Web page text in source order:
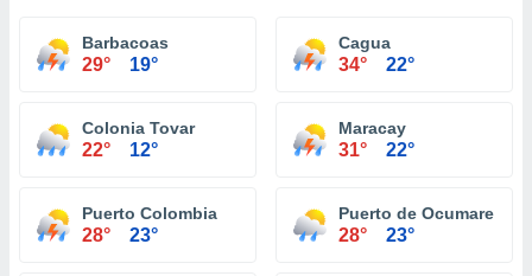
Barbacoas
29° 19°
Cagua
34° 22°
Colonia Tovar
22° 12°
Maracay
31° 22°
Puerto Colombia
28° 23°
Puerto de Ocumare
28° 23°